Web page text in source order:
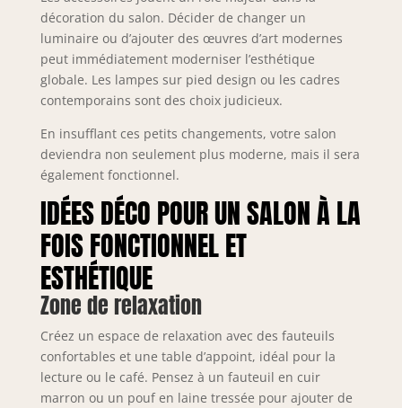
décoration du salon. Décider de changer un
luminaire ou d’ajouter des œuvres d’art modernes
peut immédiatement moderniser l’esthétique
globale. Les lampes sur pied design ou les cadres
contemporains sont des choix judicieux.
En insufflant ces petits changements, votre salon
deviendra non seulement plus moderne, mais il sera
également fonctionnel.
IDÉES DÉCO POUR UN SALON À LA
FOIS FONCTIONNEL ET
ESTHÉTIQUE
Zone de relaxation
Créez un espace de relaxation avec des fauteuils
confortables et une table d’appoint, idéal pour la
lecture ou le café. Pensez à un fauteuil en cuir
marron ou un pouf en laine tressée pour ajouter de